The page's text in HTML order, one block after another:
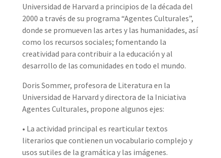
Universidad de Harvard a principios de la década del
2000 a través de su programa “Agentes Culturales”,
donde se promueven las artes y las humanidades, así
como los recursos sociales; fomentando la
creatividad para contribuir a la educación y al
desarrollo de las comunidades en todo el mundo.
Doris Sommer, profesora de Literatura en la
Universidad de Harvard y directora de la Iniciativa
Agentes Culturales, propone algunos ejes:
• La actividad principal es rearticular textos
literarios que contienen un vocabulario complejo y
usos sutiles de la gramática y las imágenes.